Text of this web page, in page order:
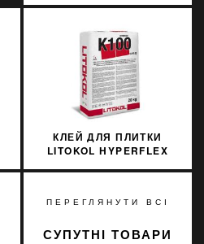
КЛЕЙ ДЛЯ ПЛИТКИ
LITOKOL HYPERFLEX
ПЕРЕГЛЯНУТИ ВСІ
СУПУТНІ ТОВАРИ